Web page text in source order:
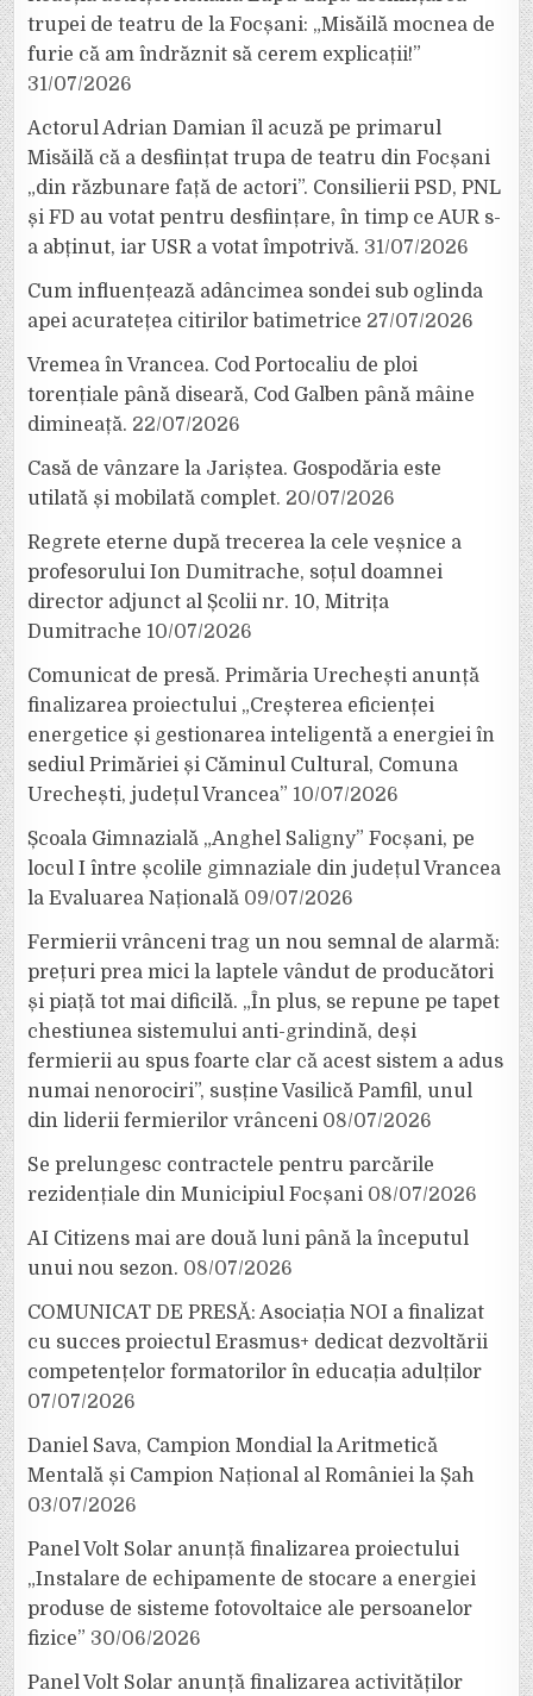
trupei de teatru de la Focșani: „Misăilă mocnea de
furie că am îndrăznit să cerem explicații!”
31/07/2026
Actorul Adrian Damian îl acuză pe primarul
Misăilă că a desființat trupa de teatru din Focșani
„din răzbunare față de actori”. Consilierii PSD, PNL
și FD au votat pentru desființare, în timp ce AUR s-
a abținut, iar USR a votat împotrivă. 31/07/2026
Cum influențează adâncimea sondei sub oglinda
apei acuratețea citirilor batimetrice 27/07/2026
Vremea în Vrancea. Cod Portocaliu de ploi
torențiale până diseară, Cod Galben până mâine
dimineață. 22/07/2026
Casă de vânzare la Jariștea. Gospodăria este
utilată și mobilată complet. 20/07/2026
Regrete eterne după trecerea la cele veșnice a
profesorului Ion Dumitrache, soțul doamnei
director adjunct al Școlii nr. 10, Mitrița
Dumitrache 10/07/2026
Comunicat de presă. Primăria Urechești anunță
finalizarea proiectului „Creșterea eficienței
energetice și gestionarea inteligentă a energiei în
sediul Primăriei și Căminul Cultural, Comuna
Urechești, județul Vrancea” 10/07/2026
Școala Gimnazială „Anghel Saligny” Focșani, pe
locul I între școlile gimnaziale din județul Vrancea
la Evaluarea Națională 09/07/2026
Fermierii vrânceni trag un nou semnal de alarmă:
prețuri prea mici la laptele vândut de producători
și piață tot mai dificilă. „În plus, se repune pe tapet
chestiunea sistemului anti-grindină, deși
fermierii au spus foarte clar că acest sistem a adus
numai nenorociri”, susține Vasilică Pamfil, unul
din liderii fermierilor vrânceni 08/07/2026
Se prelungesc contractele pentru parcările
rezidențiale din Municipiul Focșani 08/07/2026
AI Citizens mai are două luni până la începutul
unui nou sezon. 08/07/2026
COMUNICAT DE PRESĂ: Asociația NOI a finalizat
cu succes proiectul Erasmus+ dedicat dezvoltării
competențelor formatorilor în educația adulților
07/07/2026
Daniel Sava, Campion Mondial la Aritmetică
Mentală și Campion Național al României la Șah
03/07/2026
Panel Volt Solar anunță finalizarea proiectului
„Instalare de echipamente de stocare a energiei
produse de sisteme fotovoltaice ale persoanelor
fizice” 30/06/2026
Panel Volt Solar anunță finalizarea activităților